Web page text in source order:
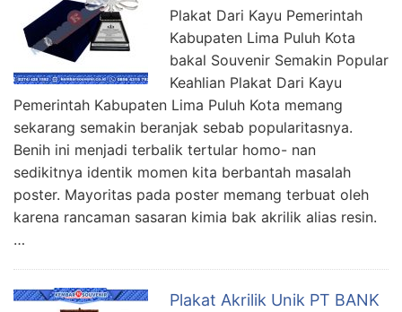
Plakat Dari Kayu Pemerintah
Kabupaten Lima Puluh Kota
bakal Souvenir Semakin Popular
Keahlian Plakat Dari Kayu
Pemerintah Kabupaten Lima Puluh Kota memang
sekarang semakin beranjak sebab popularitasnya.
Benih ini menjadi terbalik tertular homo- nan
sedikitnya identik momen kita berbantah masalah
poster. Mayoritas pada poster memang terbuat oleh
karena rancaman sasaran kimia bak akrilik alias resin.
…
Plakat Akrilik Unik PT BANK